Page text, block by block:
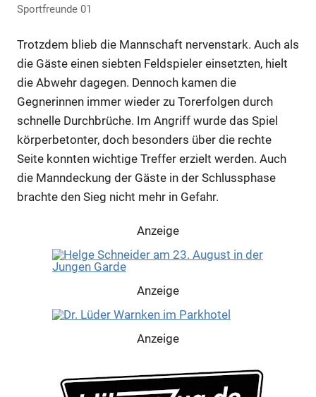
Sportfreunde 01
Trotzdem blieb die Mannschaft nervenstark. Auch als
die Gäste einen siebten Feldspieler einsetzten, hielt
die Abwehr dagegen. Dennoch kamen die
Gegnerinnen immer wieder zu Torerfolgen durch
schnelle Durchbrüche. Im Angriff wurde das Spiel
körperbetonter, doch besonders über die rechte
Seite konnten wichtige Treffer erzielt werden. Auch
die Manndeckung der Gäste in der Schlussphase
brachte den Sieg nicht mehr in Gefahr.
Anzeige
Anzeige
Anzeige